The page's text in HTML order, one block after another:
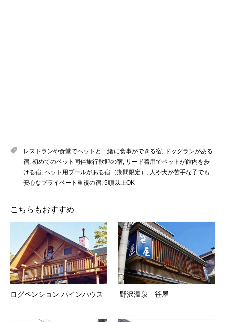
レストランや食堂でペットと一緒に食事ができる宿, ドッグランがある
宿, 初めてのペット同伴旅行歓迎の宿, リード着用でペットが館内を歩
ける宿, ペット用プールがある宿（期間限定） , 人や犬が苦手な子でも
安心なプライベート重視の宿, 5頭以上OK
こちらもおすすめ
ログペンション パインハウス 野沢温泉 笹屋